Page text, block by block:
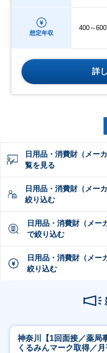
想定年収
400～
詳
日用品・消費財（メー
覧を見る
日用品・消費財（メー
絞り込む
日用品・消費財（メー
で絞り込む
日用品・消費財（メー
絞り込む
神奈川【1回面接／薬局
くるみんマーク取得／